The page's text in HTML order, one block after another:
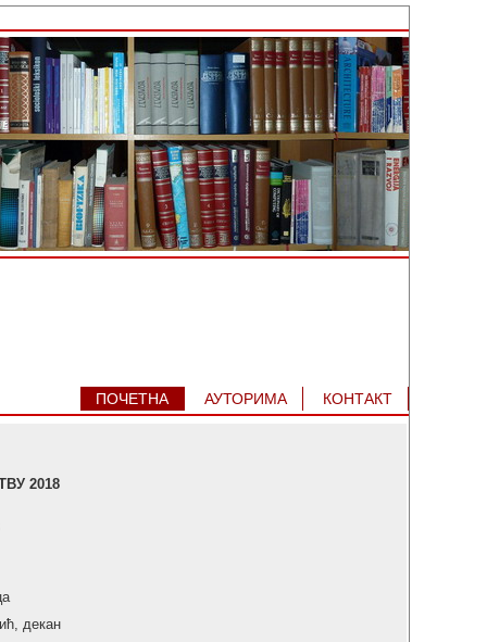
ПОЧЕТНА АУТОРИМA КОНТАКТ
2018
декан